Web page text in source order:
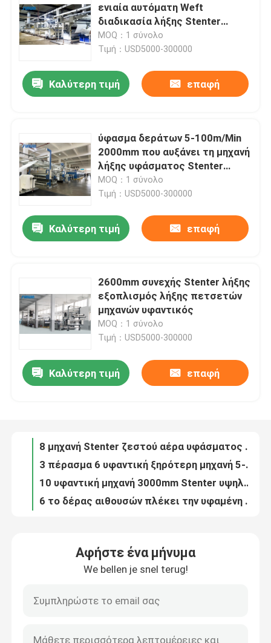
Σπίτι
Προϊόντα
Περίπου εμείς
Ποιοτικός έλεγχος
Μας ελάτε σε επαφή με
υφαντική μηχανή stenter
Μηχανή Stenter ζεστού αέρα
Μηχανή Stenter υφάσματος
ενιαία αυτόματη Weft
διαδικασία λήξης Stenter
μηχανών
MOQ：1 σύνολο
Τιμή：USD5000-300000
Καλύτερη τιμή επαφή
ύφασμα δεράτων 5-100m/Min
2000mm που αυξάνει τη μηχανή
λήξης υφάσματος Stenter
μηχανών
MOQ：1 σύνολο
Τιμή：USD5000-300000
Καλύτερη τιμή επαφή
2600mm συνεχής Stenter λήξης
εξοπλισμός λήξης πετσετών
μηχανών υφαντικός
MOQ：1 σύνολο
Τιμή：USD5000-300000
Καλύτερη τιμή επαφή
8 μηχανή Stenter ζεστού αέρα υφάσματος αιθουσών 100m/Min για το ύφασμα 10 δεράτων αίθουσα
Υφαντικός στεγνωτήρας Tensionless μηχανών χαλάρωσης υφάσματος 170 βαθμού θερμαμένος αέριο
3 η υφαντική αποξηραντική μηχανή 132KW περασμάτων σωληνοειδής πλέκει το ύφασμα συρρικνωμένος την αποξηραντική μηχανή
Θερμότητα εγχώριου υφαντική υφάσματος που θέτει στην υφαντική μηχανή 380V 185KW Stenter
Υψηλής θερμοκρασίας υφαντική μηχανή Stenter χεριών 120m/Min δεύτερος για τα υφάσματα δεράτων
Αφήστε ένα μήνυμα
We bellen je snel terug!